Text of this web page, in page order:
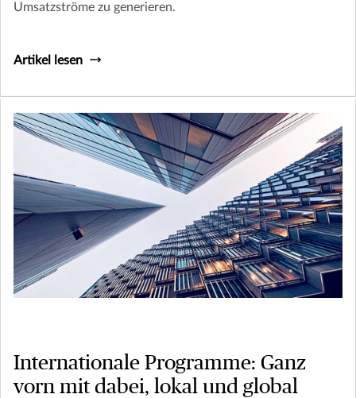
Umsatzströme zu generieren.
Artikel lesen
Internationale Programme: Ganz
vorn mit dabei, lokal und global